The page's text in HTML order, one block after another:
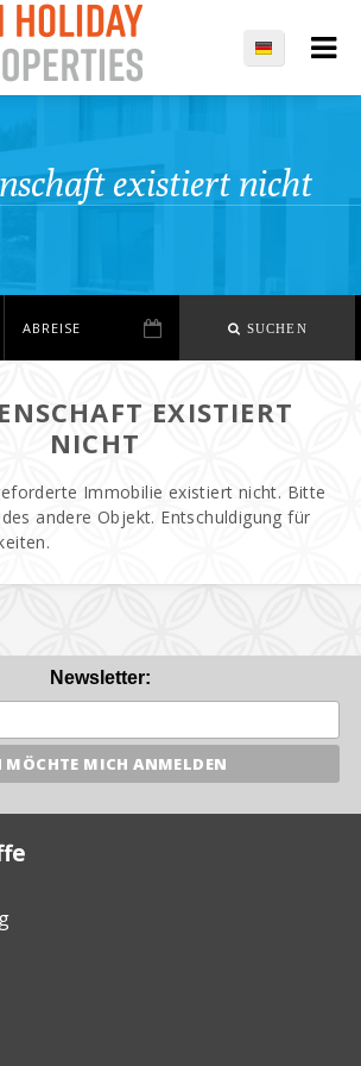
existiert nicht
SUCHEN
EXISTIERT
NICHT
Immobilie existiert nicht. Bitte
andere Objekt. Entschuldigung für
Newsletter: